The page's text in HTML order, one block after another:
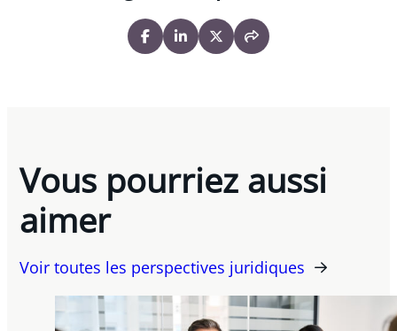
Vous pourriez aussi
aimer
Voir toutes les perspectives juridiques